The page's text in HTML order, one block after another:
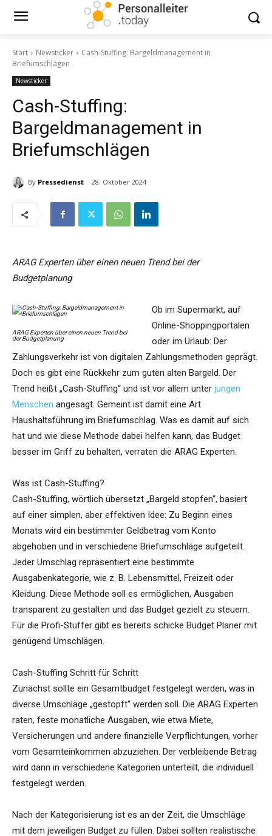
Start Newsticker
Cash-Stuffing: Bargeldmanagement in
Briefumschlägen
Newsticker
Cash-Stuffing:
Bargeldmanagement in
Briefumschlägen
By Pressedienst 28. Oktober 2024
ARAG Experten über einen neuen Trend bei der
Budgetplanung
ARAG Experten über einen neuen Trend bei
der Budgetplanung
Ob im Supermarkt, auf
Online-Shoppingportalen
oder im Urlaub: Der
Zahlungsverkehr ist von digitalen Zahlungsmethoden geprägt.
Doch es gibt eine Rückkehr zum guten alten Bargeld. Der
Trend heißt „Cash-Stuffing“ und ist vor allem unter jungen
Menschen angesagt. Gemeint ist damit eine Art
Haushaltsführung im Briefumschlag. Was es damit auf sich
hat und wie diese Methode dabei helfen kann, das Budget
besser im Griff zu behalten, verraten die ARAG Experten.
Was ist Cash-Stuffing?
Cash-Stuffing, wörtlich übersetzt „Bargeld stopfen“, basiert
auf einer simplen, aber effektiven Idee: Zu Beginn eines
Monats wird ein bestimmter Geldbetrag vom Konto
abgehoben und in verschiedene Briefumschläge aufgeteilt.
Jeder Umschlag repräsentiert eine bestimmte
Ausgabenkategorie, wie z. B. Lebensmittel, Freizeit oder
Kleidung. Diese Methode soll es ermöglichen, Ausgaben
transparent zu gestalten und das Budget gezielt zu steuern.
Für die Profi-Stuffer gibt es bereits schicke Budget Planer mit
genügend Umschlägen.
Cash-Stuffing Schritt für Schritt
Zunächst sollte ein Gesamtbudget festgelegt werden, was in
diverse Umschläge „gestopft“ werden soll. Die ARAG Experten
raten, feste monatliche Ausgaben, wie etwa Miete,
Versicherungen und andere finanzielle Verpflichtungen, vorher
vom Gesamteinkommen abzuziehen. Der verbleibende Betrag
wird dann in verschiedene Kategorien unterteilt, die individuell
festgelegt werden.
Nach der Kategorisierung ist es an der Zeit, die Umschläge
mit dem jeweiligen Budget zu füllen. Dabei sollten realistische